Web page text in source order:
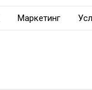
Маркетинг